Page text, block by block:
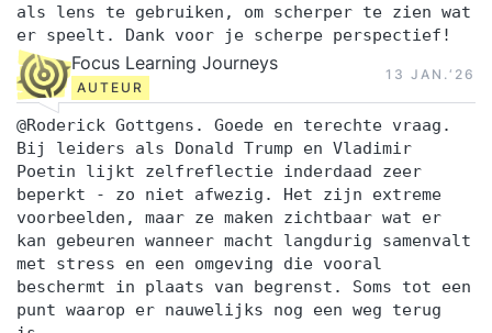
als lens te gebruiken, om scherper te zien wat
er speelt. Dank voor je scherpe perspectief!
Focus Learning Journeys
AUTEUR
13 JAN.‘26
@Roderick Gottgens. Goede en terechte vraag.
Bij leiders als Donald Trump en Vladimir
Poetin lijkt zelfreflectie inderdaad zeer
beperkt - zo niet afwezig. Het zijn extreme
voorbeelden, maar ze maken zichtbaar wat er
kan gebeuren wanneer macht langdurig samenvalt
met stress en een omgeving die vooral
beschermt in plaats van begrenst. Soms tot een
punt waarop er nauwelijks nog een weg terug